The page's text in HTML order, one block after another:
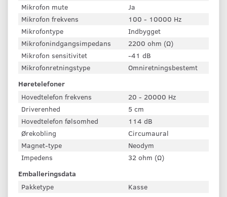
Mikrofon mute
Ja
Mikrofon frekvens
100 - 10000 Hz
Mikrofontype
Indbygget
Mikrofonindgangsimpedans
2200 ohm (Ω)
Mikrofon sensitivitet
-41 dB
Mikrofonretningstype
Omniretningsbestemt
Høretelefoner
Hovedtelefon frekvens
20 - 20000 Hz
Driverenhed
5 cm
Hovedtelefon følsomhed
114 dB
Ørekobling
Circumaural
Magnet-type
Neodym
Impedens
32 ohm (Ω)
Emballeringsdata
Pakketype
Kasse